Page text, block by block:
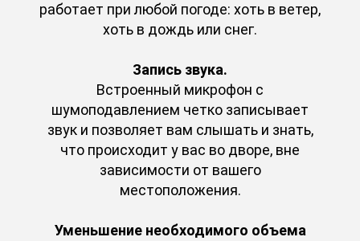
работает при любой погоде: хоть в ветер,
хоть в дождь или снег.
Запись звука.
Встроенный микрофон с
шумоподавлением четко записывает
звук и позволяет вам слышать и знать,
что происходит у вас во дворе, вне
зависимости от вашего
местоположения.
Уменьшение необходимого объема